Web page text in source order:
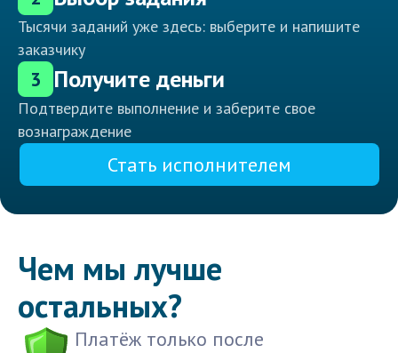
Тысячи заданий уже здесь: выберите и напишите
заказчику
3 Получите деньги
Подтвердите выполнение и заберите свое
вознаграждение
Стать исполнителем
Чем мы лучше
остальных?
Платёж только после